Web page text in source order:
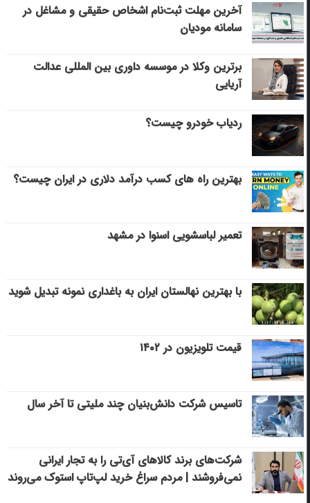
آخرین مهلت ثبت‌نام اشخاص حقیقی و مشاغل در
سامانه مودیان
برترین وکلا در موسسه داوری بین المللی عدالت
آریایی
ردیاب خودرو چیست؟
بهترین راه های کسب درآمد دلاری در ایران چیست؟
تعمیر لباسشویی اسنوا در مشهد
با بهترین نهالستان ایران به باغداری نمونه تبدیل شوید
قیمت تلویزیون در ۱۴۰۲
تاسیس شرکت دانش‌بنیان چند ملیتی تا آخر سال
شرکت‌های برند کالاهای آی‌تی را به تجار ایرانی
نمی‌فروشند | مردم سراغ خرید لپ‌تاپ استوک می‌روند